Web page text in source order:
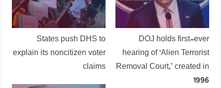
DOJ holds first-ever
hearing of ‘Alien Terrorist
Removal Court,’ created in
1996
States push DHS to
explain its noncitizen voter
claims